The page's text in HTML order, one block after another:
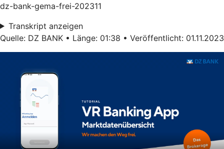
dz-bank-gema-frei-202311
Transkript anzeigen
Quelle: DZ BANK • Länge: 01:38 • Veröffentlicht: 01.11.2023